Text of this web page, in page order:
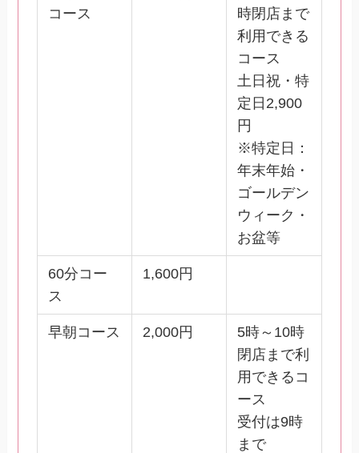
コース
時閉店まで
利用できる
コース
土日祝・特
定日2,900
円
※特定日：
年末年始・
ゴールデン
ウィーク・
お盆等
60分コー
ス
1,600円
早朝コース 2,000円
5時～10時
閉店まで利
用できるコ
ース
受付は9時
まで